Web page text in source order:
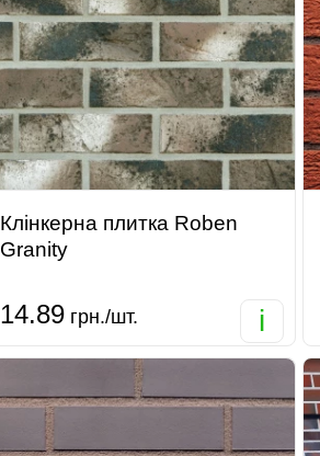
Клінкерна плитка Roben
Granity
14.89 грн./шт. i